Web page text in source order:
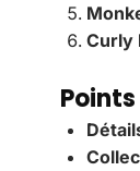
Curly